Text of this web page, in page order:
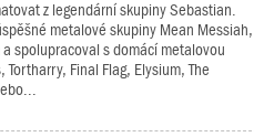
z legendární skupiny Sebastian.
metalové skupiny Mean Messiah,
spolupracoval s domácí metalovou
Final Flag, Elysium, The